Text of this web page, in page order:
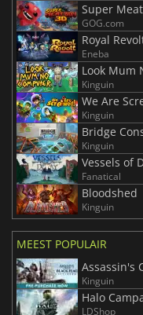
Super
GOG.com
Royal
Eneba
Look Mum
Kinguin
We Are
Kinguin
Bridge
Kinguin
Vessels of
Fanatical
Bloodshed
Kinguin
MEEST POPULAIR
Assassin's
Kinguin
Halo
LDShop